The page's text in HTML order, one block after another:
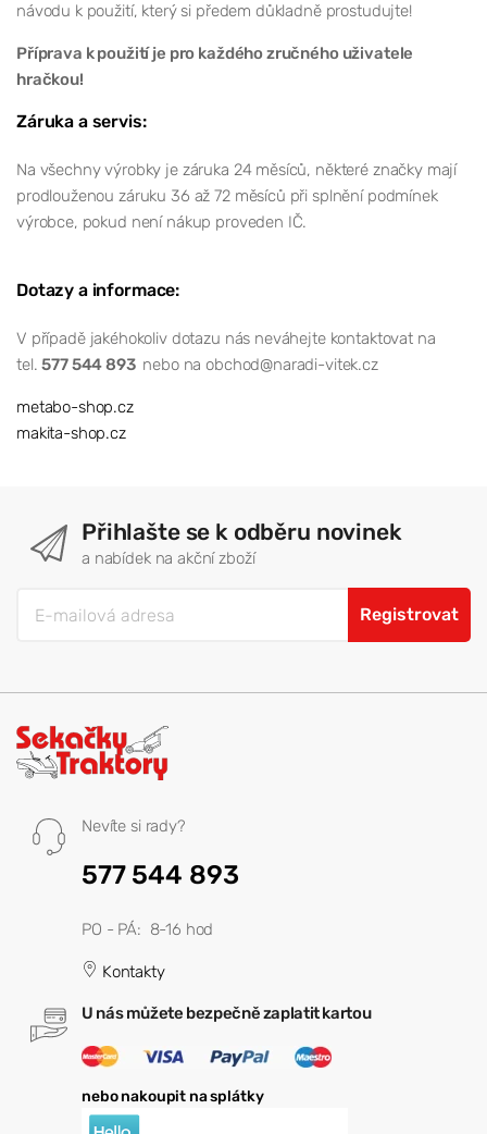
návodu k použití, který si předem důkladně prostudujte!
Příprava k použití je pro každého zručného uživatele
hračkou!
Záruka a servis:
Na všechny výrobky je záruka 24 měsíců, některé značky mají
prodlouženou záruku 36 až 72 měsíců při splnění podmínek
výrobce, pokud není nákup proveden IČ.
Dotazy a informace:
V případě jakéhokoliv dotazu nás neváhejte kontaktovat na
tel.577 544 893 nebo na obchod@naradi-vitek.cz
metabo-shop.cz
makita-shop.cz
Přihlašte se k odběru novinek
a nabídek na akční zboží
Registrovat
Nevíte si rady?
577 544 893
PO - PÁ: 8-16 hod
Kontakty
U nás můžete bezpečně zaplatit kartou
nebo nakoupit na splátky